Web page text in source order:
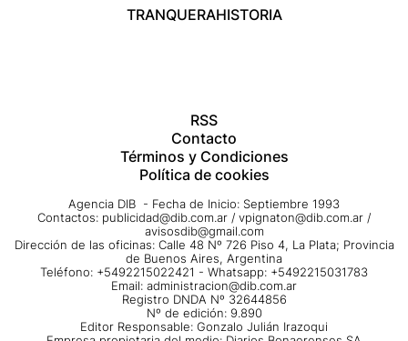
TRANQUERAHISTORIA
RSS
Contacto
Términos y Condiciones
Política de cookies
Agencia DIB - Fecha de Inicio: Septiembre 1993
Contactos: publicidad@dib.com.ar / vpignaton@dib.com.ar /
avisosdib@gmail.com
Dirección de las oficinas: Calle 48 Nº 726 Piso 4, La Plata; Provincia
de Buenos Aires, Argentina
Teléfono: +5492215022421 - Whatsapp: +5492215031783
Email: administracion@dib.com.ar
Registro DNDA Nº 32644856
Nº de edición: 9.890
Editor Responsable: Gonzalo Julián Irazoqui